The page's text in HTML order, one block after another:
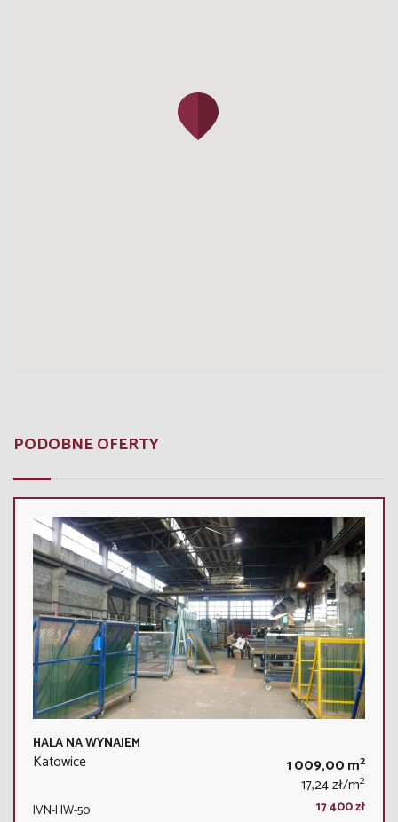
PODOBNE OFERTY
HALA NA WYNAJEM
Katowice 1 009,00 m2
17,24 zł/m2
IVN-HW-50 17 400 zł